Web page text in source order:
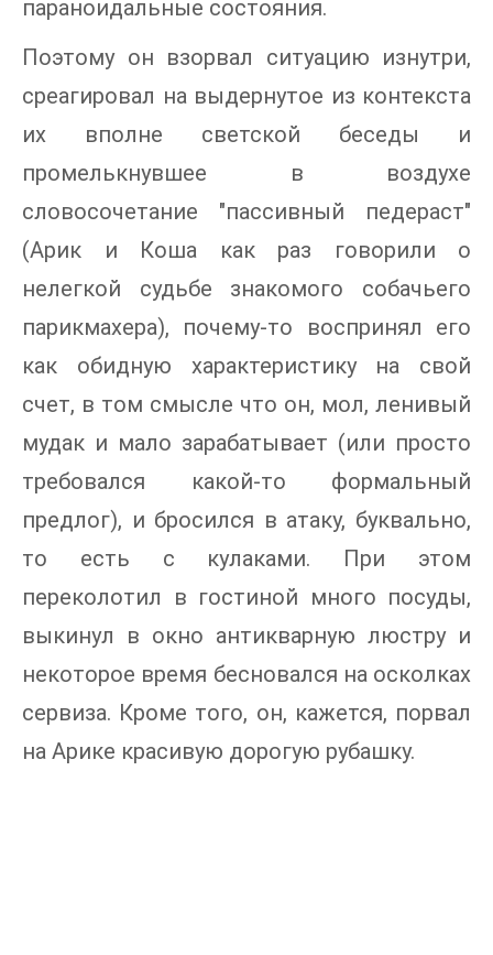
параноидальные состояния.
Поэтому он взорвал ситуацию изнутри,
среагировал на выдернутое из контекста
их вполне светской беседы и
промелькнувшее в воздухе
словосочетание "пассивный педераст"
(Арик и Коша как раз говорили о
нелегкой судьбе знакомого собачьего
парикмахера), почему-то воспринял его
как обидную характеристику на свой
счет, в том смысле что он, мол, ленивый
мудак и мало зарабатывает (или просто
требовался какой-то формальный
предлог), и бросился в атаку, буквально,
то есть с кулаками. При этом
переколотил в гостиной много посуды,
выкинул в окно антикварную люстру и
некоторое время бесновался на осколках
сервиза. Кроме того, он, кажется, порвал
на Арике красивую дорогую рубашку.